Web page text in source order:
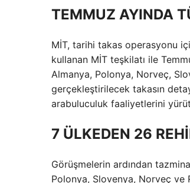
TEMMUZ AYINDA
MİT, tarihi takas operasyonu
kullanan MİT teşkilatı ile
Almanya, Polonya, Norveç,
gerçekleştirilecek takasın
arabuluculuk faaliyetlerini
7 ÜLKEDEN 26
Görüşmelerin ardından
Polonya, Slovenya, Norveç ve